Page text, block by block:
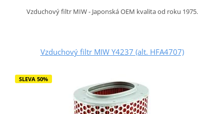
Vzduchový filtr MIW - Japonská OEM kvalita od roku 1975.
Vzduchový filtr MIW Y4237 (alt. HFA4707)
SLEVA 50%